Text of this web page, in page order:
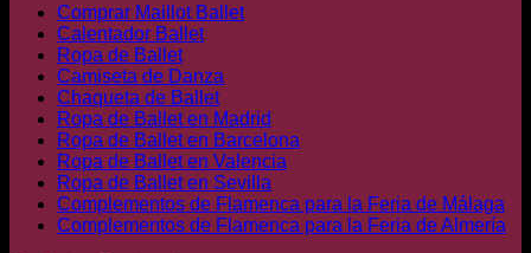
Comprar Maillot Ballet
Calentador Ballet
Ropa de Ballet
Camiseta de Danza
Chaqueta de Ballet
Ropa de Ballet en Madrid
Ropa de Ballet en Barcelona
Ropa de Ballet en Valencia
Ropa de Ballet en Sevilla
Complementos de Flamenca para la Feria de Málaga
Complementos de Flamenca para la Feria de Almería